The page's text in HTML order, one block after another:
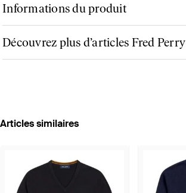
Informations du produit
Découvrez plus d’articles Fred Perry
Articles similaires